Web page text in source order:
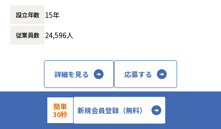
することが可能な環境です。
野】において、創薬・先進医療が掲げられており
先進国においては高齢化が、成長著しい国では医療の発展が
見込まれており、社会貢献度の高さと成長性が両立している
プロジェクトに
携わることができるものと思います。
【業務内容例】
に渡ります。いわゆる技術者派遣と呼ばれ
働く場所に関わらない事業支援や最新技術を
用いた研究開発などを行っています。
加速度的に技術革新が進む現代社会。開発サ
イクルの短期化、製品開発の多角化や上流工
程プロジェクトの増加といった世の中で技術
設立年数 15年
従業員数 24,596人
詳細を見る 応募する
株式会社テクノプロ・デザイン
簡単
30秒
新規会員登録（無料）